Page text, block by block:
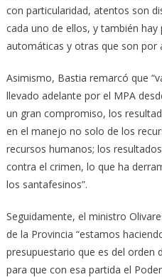
con particularidad, atentos son
cada uno de ellos, y también
automáticas y otras que son por
Asimismo, Bastia remarcó que
llevado adelante por el MPA
un gran compromiso, los
en el manejo no solo de los
recursos humanos; los
contra el crimen, lo que ha
los santafesinos”.
Seguidamente, el ministro
de la Provincia “estamos
presupuestario que es del orden
para que con esa partida el